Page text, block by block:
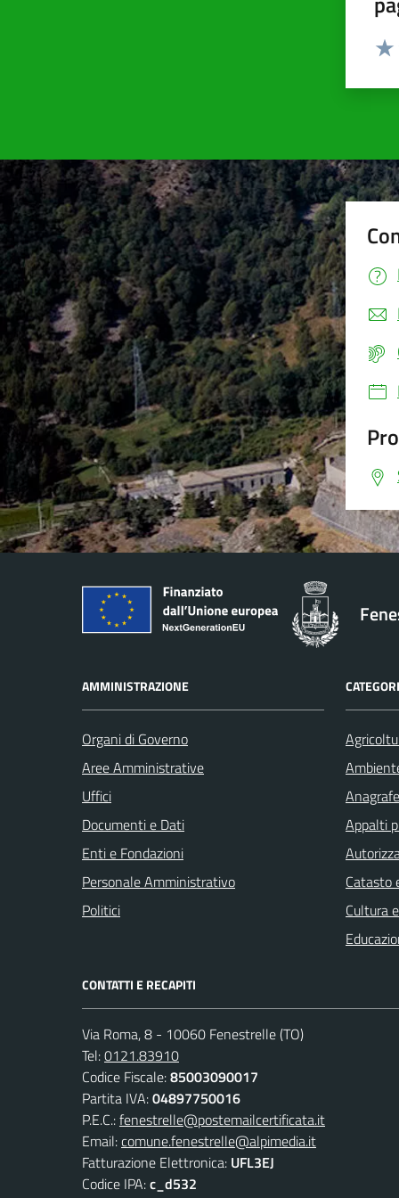
AMMINISTRAZIONE
Organi di Governo
Aree Amministrative
Uffici
Documenti e Dati
Enti e Fondazioni
Personale Amministrativo
Politici
Appalti
Catasto
Cultura
CONTATTI E RECAPITI
Via Roma, 8 - 10060 Fenestrelle (TO)
Tel:0121.83910
Codice Fiscale:85003090017
Partita IVA:04897750016
P.E.C.:fenestrelle@postemailcertificata.it
Email:comune.fenestrelle@alpimedia.it
Fatturazione Elettronica: UFL3EJ
Codice IPA:c_d532